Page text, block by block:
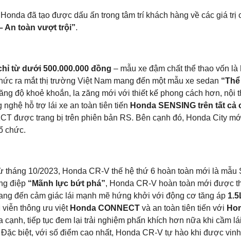
đã tạo được dấu ấn trong tâm trí khách hàng về các giá trị
An toàn vượt trội”.
từ dưới 500.000.000 đồng – mẫu xe đậm chất thể thao vốn
ra mắt thị trường Việt Nam mang đến một mẫu xe sedan
độ khoẻ khoắn, la zăng mới với thiết kế phong cách hơn, nội
hỗ trợ lái xe an toàn tiên tiến Honda SENSING trên tất cả
được trang bị trên phiên bản RS. Bên cạnh đó, Honda City
chức.
10/2023, Honda CR-V thế hệ thứ 6 hoàn toàn mới là
điệp “Mãnh lực bứt phá”, Honda CR-V hoàn toàn mới được
đến cảm giác lái mạnh mẽ hứng khởi với động cơ tăng áp
viễn thông ưu việt Honda CONNECT và an toàn tiên tiến với
tiếp tục đem lại trải nghiệm phấn khích hơn nữa khi cầm lái
biệt, với số điểm cao nhất, Honda CR-V tự hào khi được